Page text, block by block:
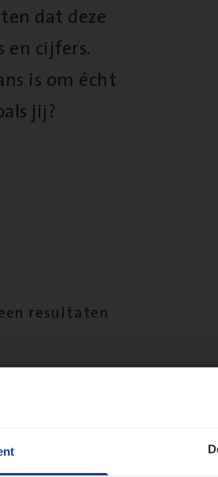
dat deze
en cijfers.
is om écht
jij?
resultaten